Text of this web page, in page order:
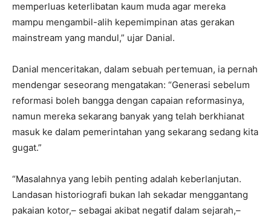
memperluas keterlibatan kaum muda agar mereka
mampu mengambil-alih kepemimpinan atas gerakan
mainstream yang mandul,” ujar Danial.
Danial menceritakan, dalam sebuah pertemuan, ia pernah
mendengar seseorang mengatakan: “Generasi sebelum
reformasi boleh bangga dengan capaian reformasinya,
namun mereka sekarang banyak yang telah berkhianat
masuk ke dalam pemerintahan yang sekarang sedang kita
gugat.”
“Masalahnya yang lebih penting adalah keberlanjutan.
Landasan historiografi bukan lah sekadar menggantang
pakaian kotor,– sebagai akibat negatif dalam sejarah,–